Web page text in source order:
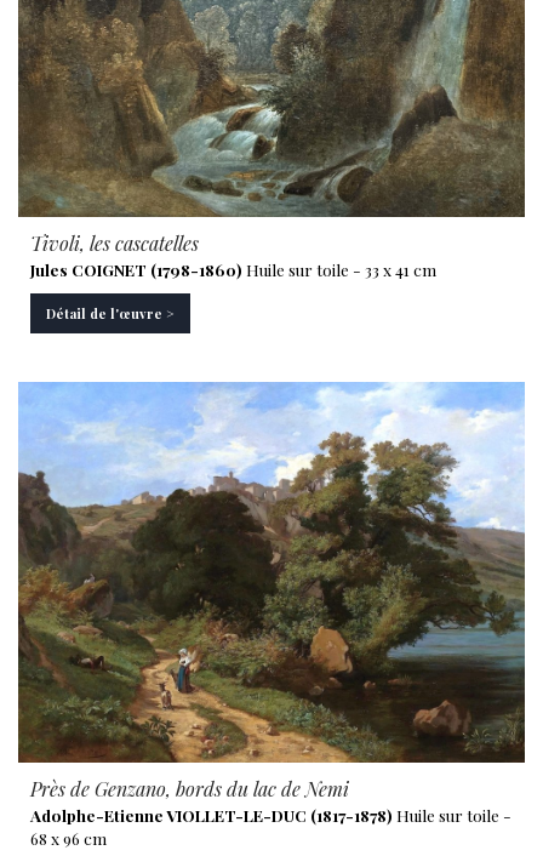
Tivoli, les cascatelles
Jules COIGNET (1798-1860) Huile sur toile - 33 x 41 cm
Détail de l'œuvre >
Près de Genzano, bords du lac de Nemi
Adolphe-Etienne VIOLLET-LE-DUC (1817-1878) Huile sur toile -
68 x 96 cm